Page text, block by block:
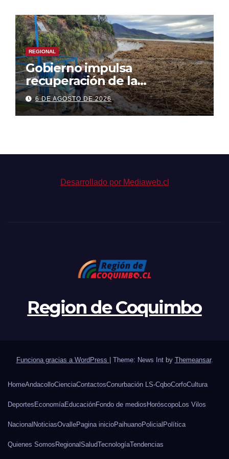
REGIONAL
Gobierno impulsa
recuperación de la
infraestructura de riego
dañada tras el temporal
6 DE AGOSTO DE 2026
Desarrollado por Mediaweb.cl
Region de Coquimbo
Funciona gracias a WordPress Theme: News Int by Themeansar.
HomeAndacolloCienciaContactosConurbación LS-CqboCorfoCultura
Deportes EconomíaEducaciónFondo de medios HoróscopoLos Vilos
Nacional NoticiasOvallePagina inicioPaihuanoPolicial Política
Quienes SomosRegionalSaludTecnologíaTendencias